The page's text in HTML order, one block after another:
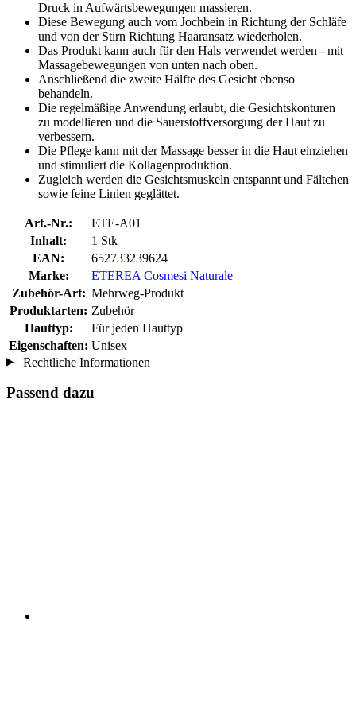
Druck in Aufwärtsbewegungen massieren.
Diese Bewegung auch vom Jochbein in Richtung der Schläfe
und von der Stirn Richtung Haaransatz wiederholen.
Das Produkt kann auch für den Hals verwendet werden - mit
Massagebewegungen von unten nach oben.
Anschließend die zweite Hälfte des Gesicht ebenso
behandeln.
Die regelmäßige Anwendung erlaubt, die Gesichtskonturen
zu modellieren und die Sauerstoffversorgung der Haut zu
verbessern.
Die Pflege kann mit der Massage besser in die Haut einziehen
und stimuliert die Kollagenproduktion.
Zugleich werden die Gesichtsmuskeln entspannt und Fältchen
sowie feine Linien geglättet.
Art.-Nr.:
ETE-A01
Inhalt:
1 Stk
EAN:
652733239624
Marke:
ETEREA Cosmesi Naturale
Zubehör-Art: Mehrweg-Produkt
Produktarten: Zubehör
Hauttyp:
Für jeden Hauttyp
Eigenschaften: Unisex
Rechtliche Informationen
Passend dazu